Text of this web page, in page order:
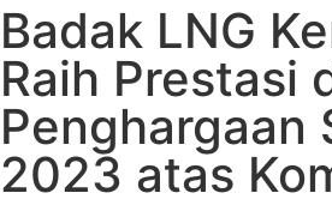
Badak LNG
Raih Prestasi
Penghargaan
2023 atas